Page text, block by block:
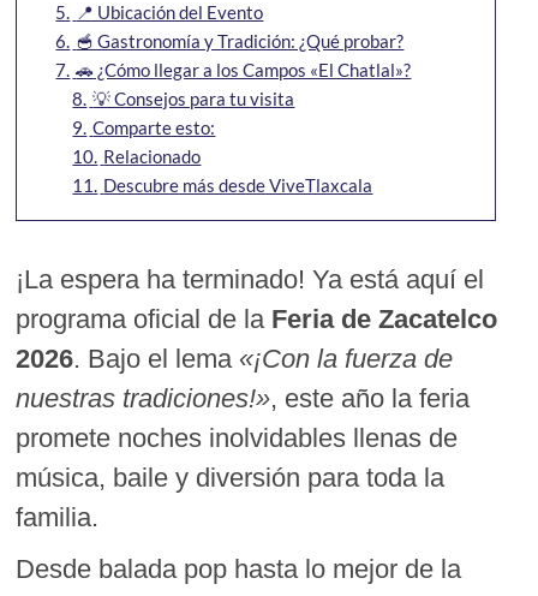
5. 📍 Ubicación del Evento
6. 🥣 Gastronomía y Tradición: ¿Qué probar?
7. 🚗 ¿Cómo llegar a los Campos «El Chatlal»?
8. 💡 Consejos para tu visita
9. Comparte esto:
10. Relacionado
11. Descubre más desde ViveTlaxcala
¡La espera ha terminado! Ya está aquí el
programa oficial de la Feria de Zacatelco
2026. Bajo el lema «¡Con la fuerza de
nuestras tradiciones!», este año la feria
promete noches inolvidables llenas de
música, baile y diversión para toda la
familia.
Desde balada pop hasta lo mejor de la